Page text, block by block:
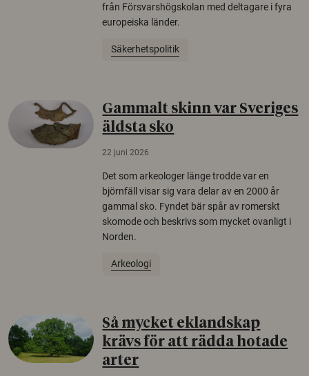
från Försvarshögskolan med deltagare i fyra
europeiska länder.
Säkerhetspolitik
Gammalt skinn var Sveriges
äldsta sko
22 juni 2026
Det som arkeologer länge trodde var en
björnfäll visar sig vara delar av en 2000 år
gammal sko. Fyndet bär spår av romerskt
skomode och beskrivs som mycket ovanligt i
Norden.
Arkeologi
Så mycket eklandskap
krävs för att rädda hotade
arter